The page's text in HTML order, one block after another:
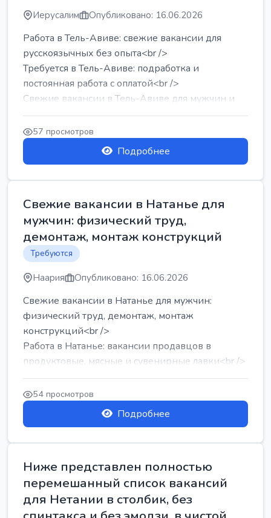
Иерусалим Опубликовано: 16.06.2026
Работа в Тель-Авиве: свежие вакансии для
русскоязычных без опыта<br />
Требуется в Тель-Авиве: подработка и
постоянная работа с оплатой<br />
Свежие вакансии в Тель-Авиве для мужчин и
женщин от хозя...
57 просмотров
Подробнее
Свежие вакансии в Натанье для
мужчин: физический труд,
демонтаж, монтаж конструкций
Требуются
Наария Опубликовано: 16.06.2026
Свежие вакансии в Натанье для мужчин:
физический труд, демонтаж, монтаж
конструкций<br />
Работа в Натанье: вакансии продавцов в
продуктовые, мясные и сувенирные лавки<br />
Разнорабочий на сборку м...
54 просмотров
Подробнее
Ниже представлен полностью
перемешанный список вакансий
для Нетании в столбик, без